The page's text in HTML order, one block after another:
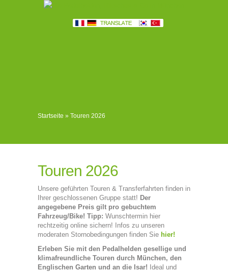
Startseite » Touren 2026
Touren 2026
Unsere geführten Touren & Transferfahrten finden in
Ihrer geschlossenen Gruppe statt! Der
angegebene Preis gilt pro gebuchtem
Fahrzeug/Bike! Tipp: Wunschtermin hier
rechtzeitig online sichern! Infos zu unseren
moderaten Stornobedingungen finden Sie hier!
Erleben Sie mit den Pedalhelden gesellige und
klimafreundliche Touren durch München, den
Englischen Garten und an die Isar! Ideal und